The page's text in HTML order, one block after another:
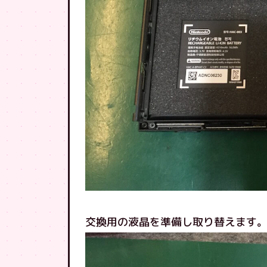
交換用の液晶を準備し取り替えます。